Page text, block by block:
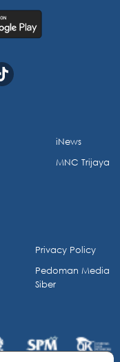
iNews
MNC Trijaya
Privacy Policy
Pedoman Media
Siber